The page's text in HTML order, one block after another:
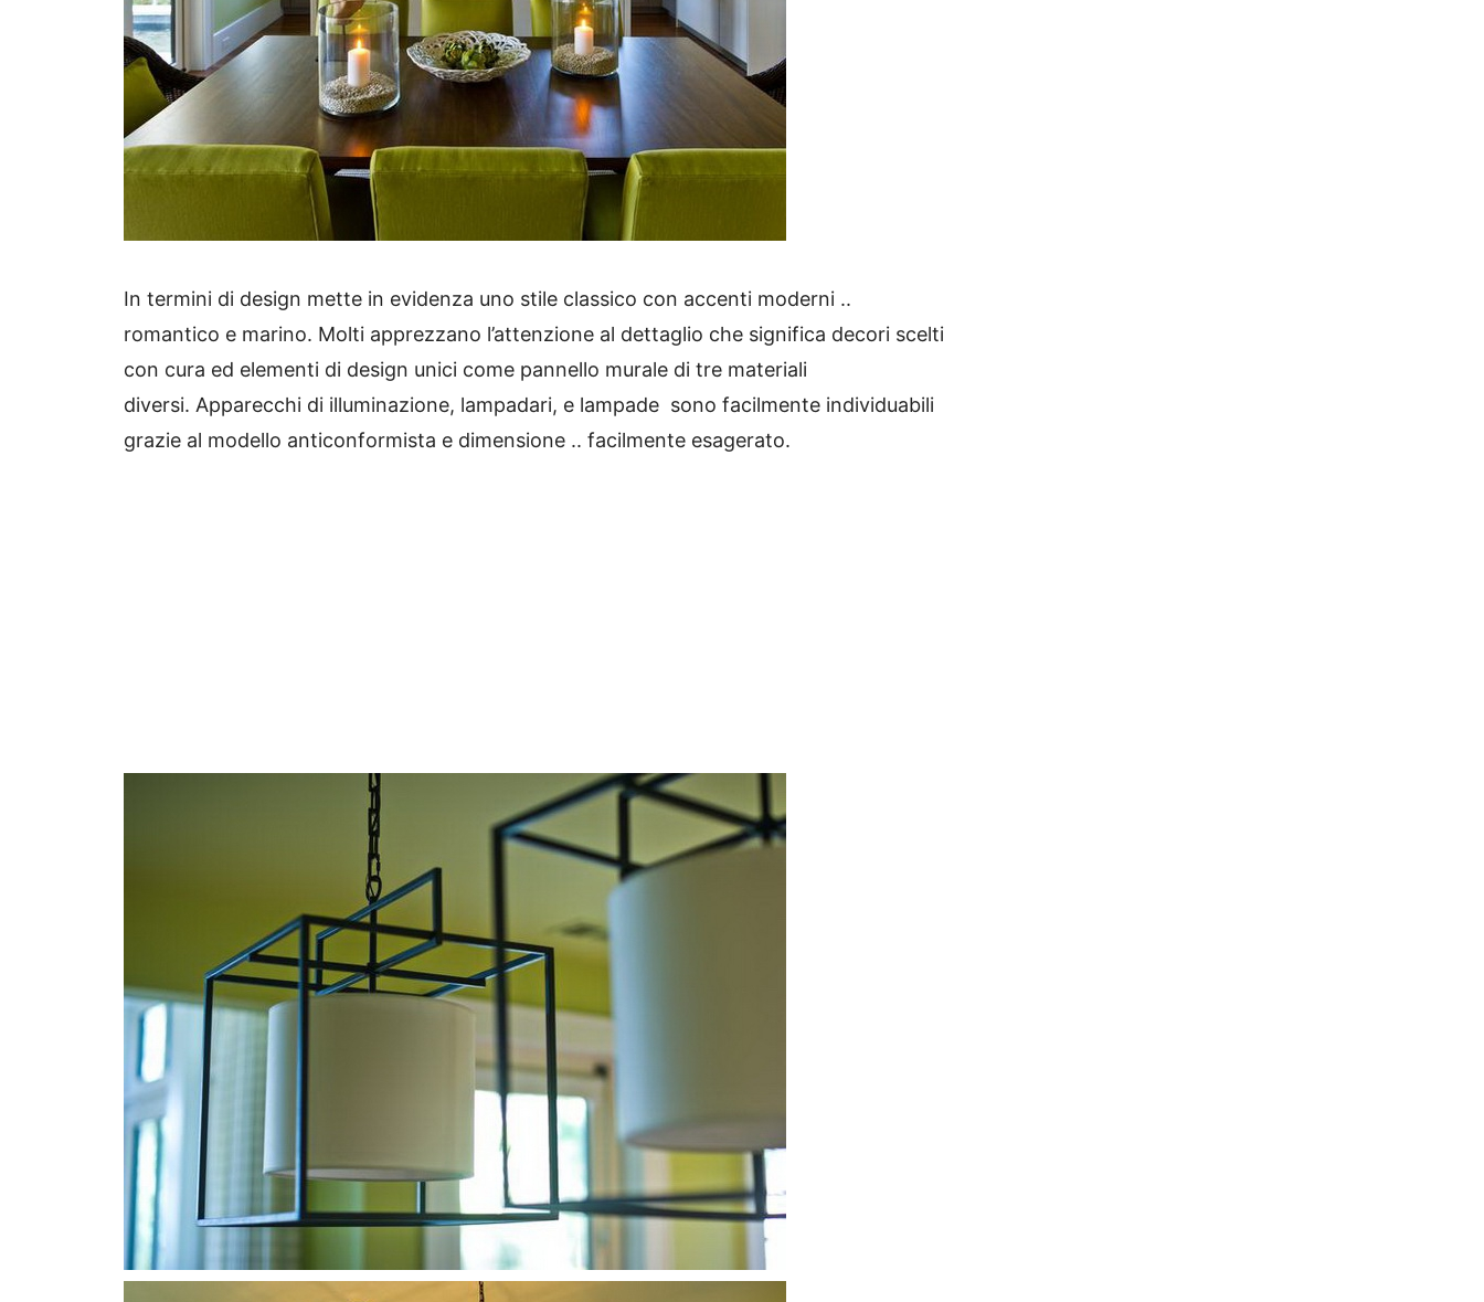
In termini di design mette in evidenza uno stile classico con accenti moderni ..
romantico e marino. Molti apprezzano l’attenzione al dettaglio che significa decori scelti
con cura ed elementi di design unici come pannello murale di tre materiali
diversi. Apparecchi di illuminazione, lampadari, e lampade sono facilmente individuabili
grazie al modello anticonformista e dimensione .. facilmente esagerato.